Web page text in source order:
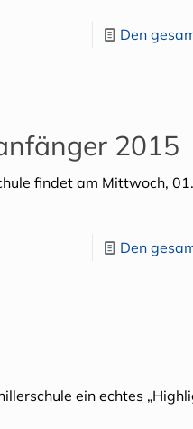
Den
2015
findet am Mittwoch,
Den
ein echtes